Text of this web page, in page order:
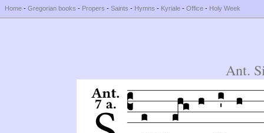
Home - Gregorian books - Propers - Saints - Hymns - Kyriale - Office - Holy Week
Ant.